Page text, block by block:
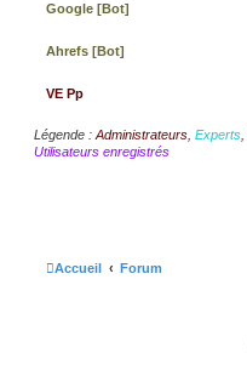
Google [Bot]
Ahrefs [Bot]
VE Pp
Légende : Administrateurs Experts
Utilisateurs enregistrés
Accueil Forum